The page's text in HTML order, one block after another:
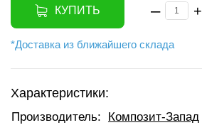
КУПИТЬ – +
*Доставка из ближайшего склада
Характеристики:
Производитель:
Композит-Запад